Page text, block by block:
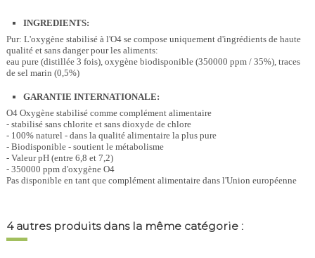
INGREDIENTS:
Pur: L'oxygène stabilisé à l'O4 se compose uniquement d'ingrédients de haute
qualité et sans danger pour les aliments:
eau pure (distillée 3 fois), oxygène biodisponible (350000 ppm / 35%), traces
de sel marin (0,5%)
GARANTIE INTERNATIONALE:
O4 Oxygène stabilisé comme complément alimentaire
- stabilisé sans chlorite et sans dioxyde de chlore
- 100% naturel - dans la qualité alimentaire la plus pure
- Biodisponible - soutient le métabolisme
- Valeur pH (entre 6,8 et 7,2)
- 350000 ppm d'oxygène O4
Pas disponible en tant que complément alimentaire dans l'Union européenne
4 autres produits dans la même catégorie :